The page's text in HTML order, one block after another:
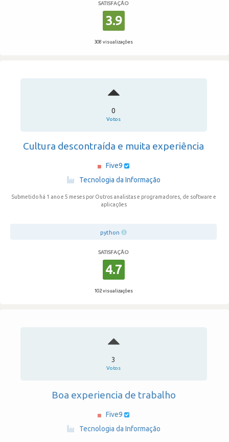
SATISFAÇÃO
3.9
308 visualizações
0
Votos
Cultura descontraída e muita experiência
Five9
Tecnologia da Informação
Submetido há 1 ano e 5 meses por Outros analistas e programadores, de software e
aplicações
python
SATISFAÇÃO
4.7
102 visualizações
3
Votos
Boa experiencia de trabalho
Five9
Tecnologia da Informação